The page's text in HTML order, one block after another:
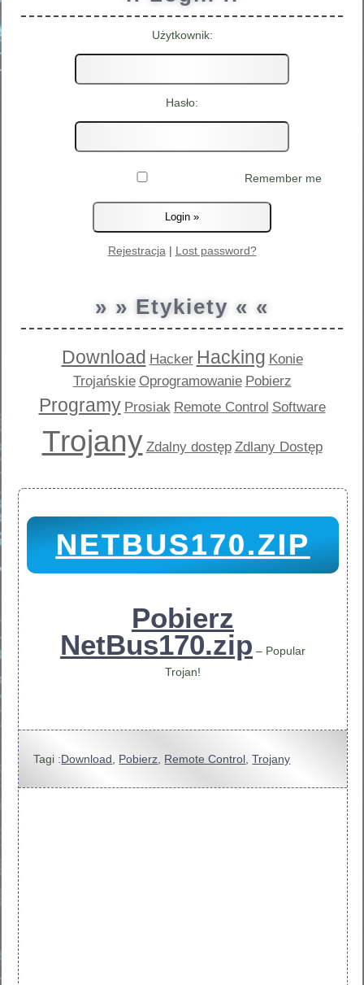
Użytkownik:
Hasło:
Remember me
Rejestracja | Lost password?
» » Etykiety « «
Download Hacker Hacking Konie
Trojańskie Oprogramowanie Pobierz
Programy Prosiak Remote Control Software
Trojany Zdalny dostęp Zdlany Dostęp
NETBUS170.ZIP
Pobierz
NetBus170.zip – Popular
Trojan!
Tagi :Download Pobierz Remote Control ,Trojany